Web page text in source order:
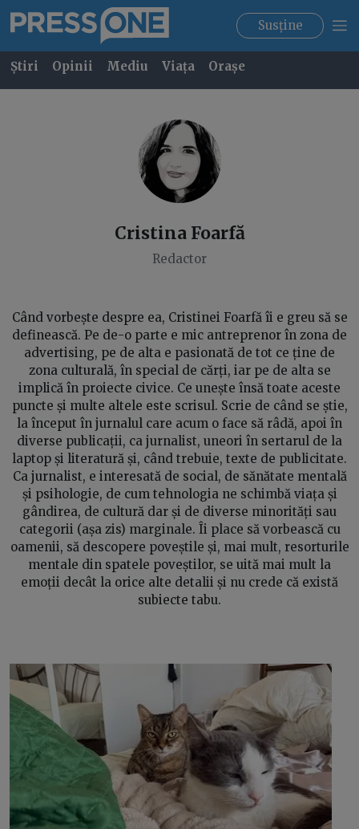
Susține
Știri Opinii Mediu Viața Orașe
Cristina Foarfă
Redactor
Când vorbește despre ea, Cristinei Foarfă îi e greu să se
definească. Pe de-o parte e mic antreprenor în zona de
advertising, pe de alta e pasionată de tot ce ține de
zona culturală, în special de cărți, iar pe de alta se
implică în proiecte civice. Ce unește însă toate aceste
puncte și multe altele este scrisul. Scrie de când se știe,
la început în jurnalul care acum o face să râdă, apoi în
diverse publicații, ca jurnalist, uneori în sertarul de la
laptop și literatură și, când trebuie, texte de publicitate.
Ca jurnalist, e interesată de social, de sănătate mentală
și psihologie, de cum tehnologia ne schimbă viața și
gândirea, de cultură dar și de diverse minorități sau
categorii (așa zis) marginale. Îi place să vorbească cu
oamenii, să descopere poveștile și, mai mult, resorturile
mentale din spatele poveștilor, se uită mai mult la
emoții decât la orice alte detalii și nu crede că există
subiecte tabu.